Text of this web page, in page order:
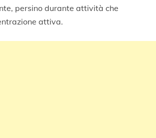
persino durante attività che
attiva.